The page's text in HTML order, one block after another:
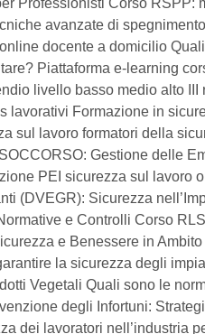
Professionisti Corso RSPP:
avanzate di
docente a domicilio
Piattaforma e-learning
livello basso medio alto III
Formazione in
sul lavoro formatori della
Gestione delle
PEI sicurezza sul lavoro
(DVEGR): Sicurezza
e Controlli Corso
e Benessere in
la sicurezza degli
Vegetali Quali sono le
degli Infortuni:
dei lavoratori nell’industria